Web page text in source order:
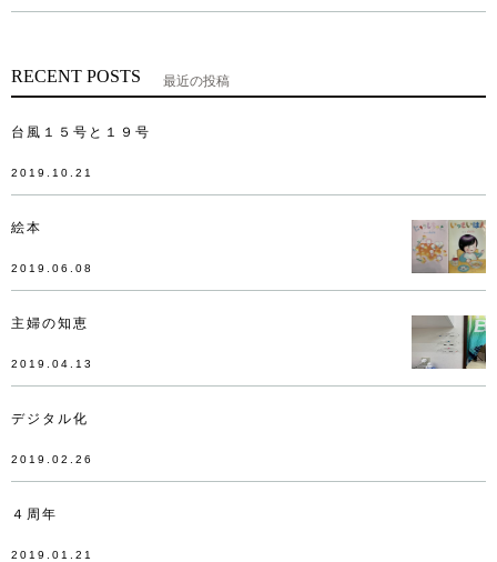
RECENT POSTS 最近の投稿
台風１５号と１９号
2019.10.21
絵本
2019.06.08
主婦の知恵
2019.04.13
デジタル化
2019.02.26
４周年
2019.01.21